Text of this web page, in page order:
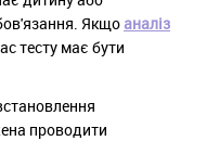
Якщоаналіз
тесту має бути
проводити